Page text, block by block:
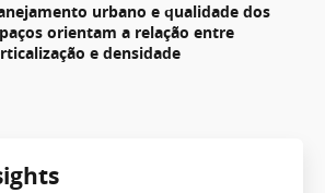
urbano e qualidade dos
orientam a relação entre
e densidade